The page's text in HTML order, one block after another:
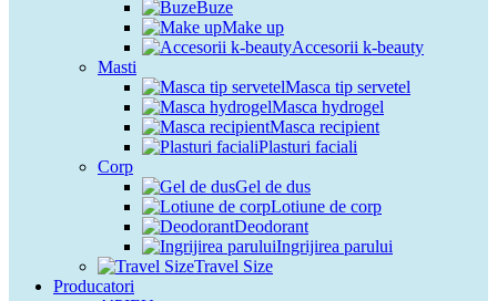
Buze
Make up
Accesorii k-beauty
Masti
Masca tip servetel
Masca hydrogel
Masca recipient
Plasturi faciali
Corp
Gel de dus
Lotiune de corp
Deodorant
Ingrijirea parului
Travel Size
Producatori